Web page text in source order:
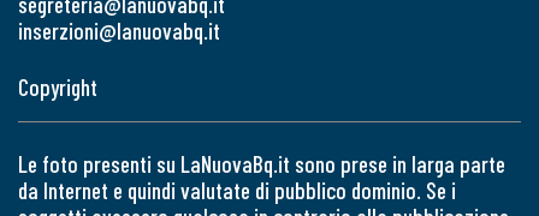
inserzioni@lanuovabq.it
Copyright
Le foto presenti su LaNuovaBq.it sono prese in larga parte
da Internet e quindi valutate di pubblico dominio. Se i